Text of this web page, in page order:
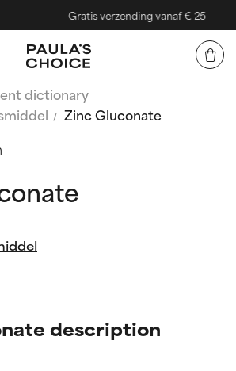
Gratis verzending vanaf € 25
dictionary
Zinc Gluconate
description